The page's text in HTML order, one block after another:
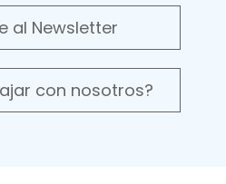
al Newsletter
con nosotros?